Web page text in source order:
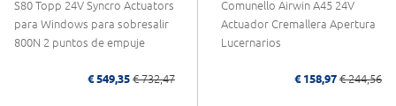
S80 Topp 24V Syncro Actuators
para Windows para sobresalir
800N 2 puntos de empuje
€ 549,35 € 732,47
Comunello Airwin A45 24V
Actuador Cremallera Apertura
Lucernarios
€ 158,97 € 244,56